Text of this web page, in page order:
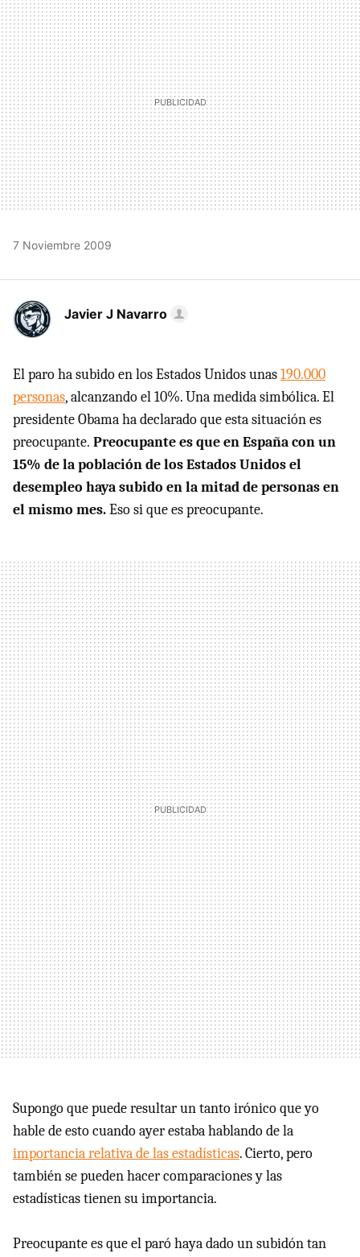
MAIL
7 Noviembre 2009
Javier J Navarro
El paro ha subido en los Estados Unidos unas190.000
personas, alcanzando el 10%. Una medida simbólica. El
presidente Obama ha declarado que esta situación es
preocupante. Preocupante es que en España con un
15% de la población de los Estados Unidos el
desempleo haya subido en la mitad de personas en
el mismo mes.Eso si que es preocupante.
Supongo que puede resultar un tanto irónico que yo
hable de esto cuando ayer estaba hablando de la
importancia relativa de las estadísticas. Cierto, pero
también se pueden hacer comparaciones y las
estadísticas tienen su importancia.
Preocupante es que el paró haya dado un subidón tan